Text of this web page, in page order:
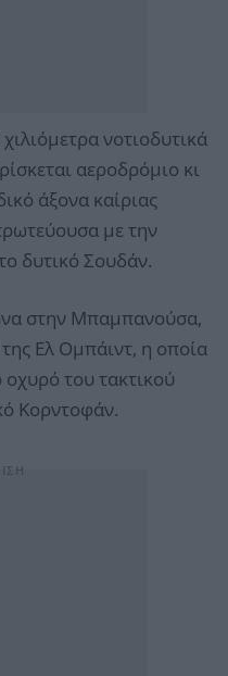
νοτιοδυτικά
αεροδρόμιο κι
άξονα καίριας
με την
δυτικό Σουδάν.
στην Μπαμπανούσα,
Ελ Ομπάιντ, η οποία
οχυρό του τακτικού
Κορντοφάν.